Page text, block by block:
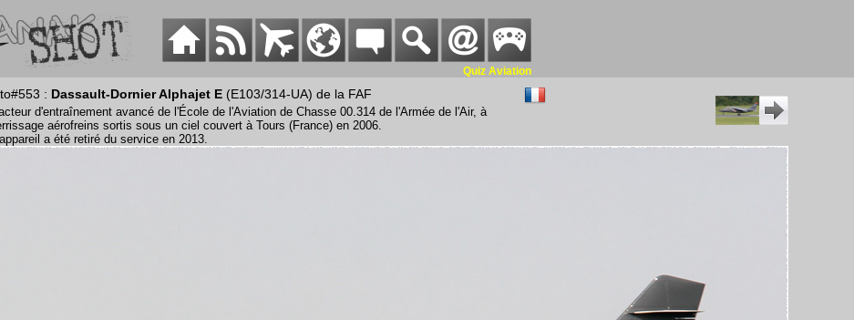
Quiz Aviation
: Dassault-Dornier Alphajet E (E103/314-UA) de la FAF
d'entraînement avancé de l'École de l'Aviation de Chasse 00.314 de l'Armée de l'Air, à
aérofreins sortis sous un ciel couvert à Tours (France) en 2006.
a été retiré du service en 2013.